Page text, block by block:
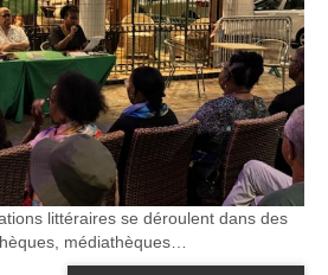
littéraires se déroulent dans des
médiathèques…